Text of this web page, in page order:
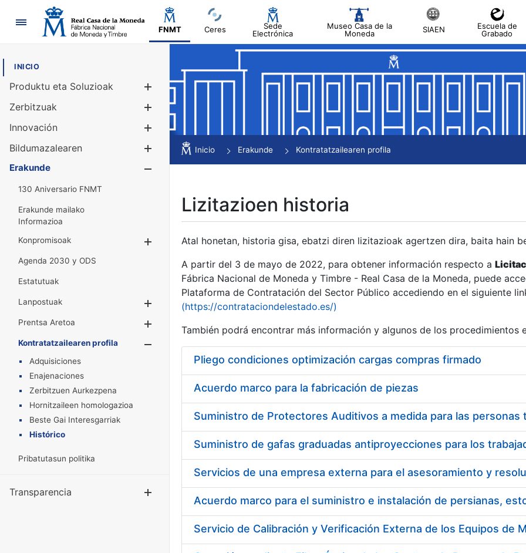
Nabigazioa
FNMT Ceres
Sede
Electrónica
Museo Casa de la
Moneda
SIAEN
Escuela de
Grabado
INICIO
Produktu eta Soluzioak
Erakutsi/Ezkutatu
Zerbitzuak
Innovación
Bildumazalearen
Erakutsi/Ezkutatu
Erakunde
130 Aniversario FNMT
Erakunde mailako
Informazioa
Konpromisoak
Erakutsi/Ezkutatu
Agenda 2030 y ODS
Estatutuak
Lanpostuak
Erakutsi/Ezkutatu
Prentsa Aretoa
Erakutsi/Ezkutatu
Kontratatzailearen profila
Erakutsi/Ezkutatu
Adquisiciones
Enajenaciones
Zerbitzuen Aurkezpena
Hornitzaileen homologazioa
Beste Gai Interesgarriak
Histórico
Pribatutasun politika
Transparencia Erakutsi/Ezkutatu
Inicio Erakunde Kontratatzailearen profila
Lizitazioen historia
Atal honetan, historia gisa, ebatzi diren lizitazioak agertzen dira, baita hain
A partir del 3 de mayo de 2022, para obtener información respecto a
Fábrica Nacional de Moneda y Timbre - Real Casa de la Moneda, puede
Plataforma de Contratación del Sector Público accediendo en el siguiente
(https://contrataciondelestado.es/)
También podrá encontrar más información y algunos de los procedimientos
Pliego condiciones optimización cargas compras firmado
Acuerdo marco para la fabricación de piezas
Acuerdo marco para el suministro e instalación de persianas,